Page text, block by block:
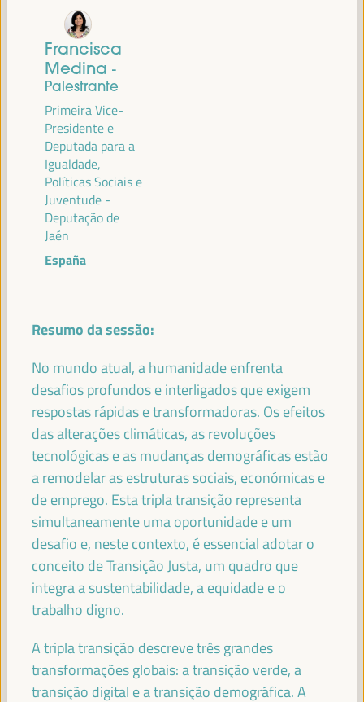
ANTONIO SANZ
Ministro da Presidência, Interior, Diálogo Social e
Simplificação Administrativa - Junta de Andalucía
FRANCISCO REYES
Presidente - Fundo Andaluz de Municípios para a
Solidariedade Internacional (FAMSI)
JOSÉ LUIS SANZ
Alcalde - Cidade de SevilhaEspaña
EVA GRANADOS
Secretário de Estado da Cooperação Internacional do
Ministério dos Negócios Estrangeiros de Espanha -
Governo espanhol España
Subsecretário-Geral, Administrador Associado -
Programa das Nações Unidas para o Desenvolvimento
(PNUD)
Francisca
Medina -
Palestrante
Primeira Vice-
Presidente e
Deputada para a
Igualdade,
Políticas Sociais e
Juventude -
Deputação de
Jaén
España
Resumo da sessão:
No mundo atual, a humanidade enfrenta
desafios profundos e interligados que exigem
respostas rápidas e transformadoras. Os efeitos
das alterações climáticas, as revoluções
tecnológicas e as mudanças demográficas estão
a remodelar as estruturas sociais, económicas e
de emprego. Esta tripla transição representa
simultaneamente uma oportunidade e um
desafio e, neste contexto, é essencial adotar o
conceito de Transição Justa, um quadro que
integra a sustentabilidade, a equidade e o
trabalho digno.
A tripla transição descreve três grandes
transformações globais: a transição verde, a
transição digital e a transição demográfica. A